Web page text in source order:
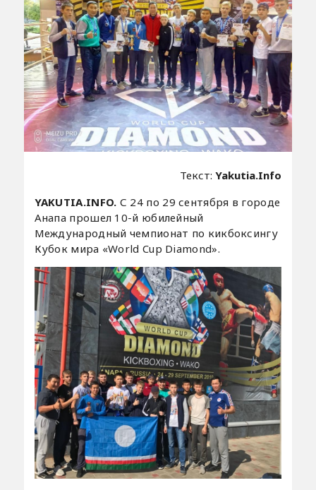
Текст:Yakutia.Info
YAKUTIA.INFO. С 24 по 29 сентября в городе
Анапа прошел 10-й юбилейный
Международный чемпионат по кикбоксингу
Кубок мира «World Cup Diamond».